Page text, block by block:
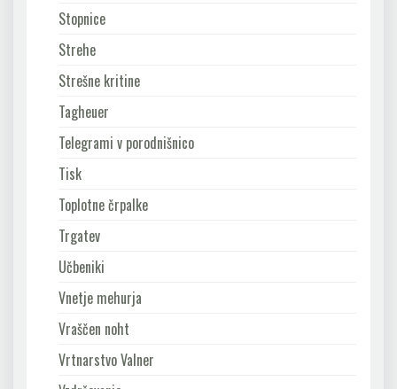
Stopnice
Strehe
Strešne kritine
Tagheuer
Telegrami v porodnišnico
Tisk
Toplotne črpalke
Trgatev
Učbeniki
Vnetje mehurja
Vraščen noht
Vrtnarstvo Valner